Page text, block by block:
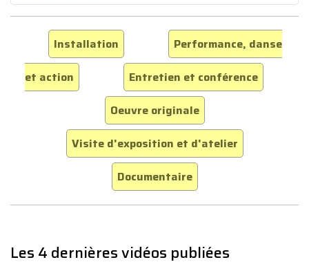
Installation
Performance, danse
et action
Entretien et conférence
Oeuvre originale
Visite d'exposition et d'atelier
Documentaire
Les 4 dernières vidéos publiées